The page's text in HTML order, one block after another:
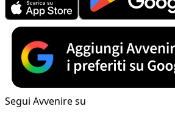
Segui Avvenire su